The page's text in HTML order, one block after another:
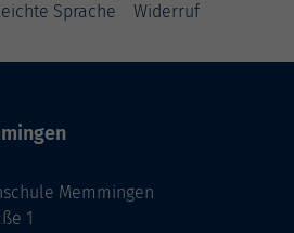
Sprache Widerruf
Memmingen
1